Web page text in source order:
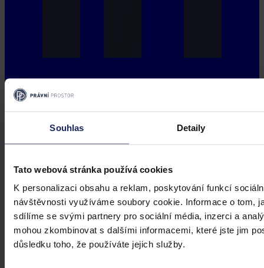
Souhlas Detaily
Tato webová stránka používá cookies
K personalizaci obsahu a reklam, poskytování funkcí
návštěvnosti využíváme soubory cookie. Informace o tom,
sdílíme se svými partnery pro sociální média, inzerci a
mohou zkombinovat s dalšími informacemi, které jste jim
důsledku toho, že používáte jejich služby.